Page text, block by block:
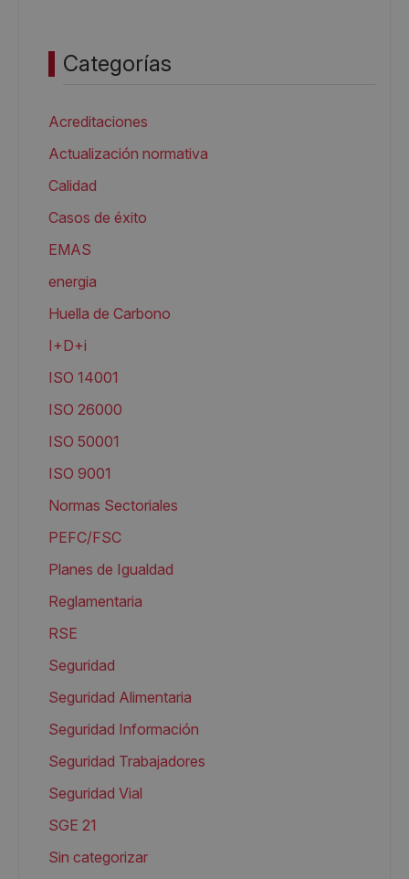
Categorías
Acreditaciones
Actualización normativa
Calidad
Casos de éxito
EMAS
energia
Huella de Carbono
I+D+i
ISO 14001
ISO 26000
ISO 50001
ISO 9001
Normas Sectoriales
PEFC/FSC
Planes de Igualdad
Reglamentaria
RSE
Seguridad
Seguridad Alimentaria
Seguridad Información
Seguridad Trabajadores
Seguridad Vial
SGE 21
Sin categorizar